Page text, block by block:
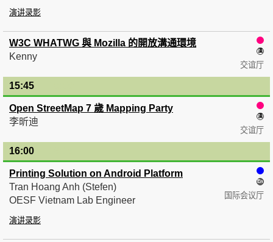
演讲录影
W3C WHATWG 與 Mozilla 的開放溝通環境
交谊厅
Kenny
15:45
Open StreetMap 7 歲 Mapping Party
交谊厅
李昕迪
16:00
Printing Solution on Android Platform
国际会议厅
Tran Hoang Anh (Stefen)
OESF Vietnam Lab Engineer
演讲录影